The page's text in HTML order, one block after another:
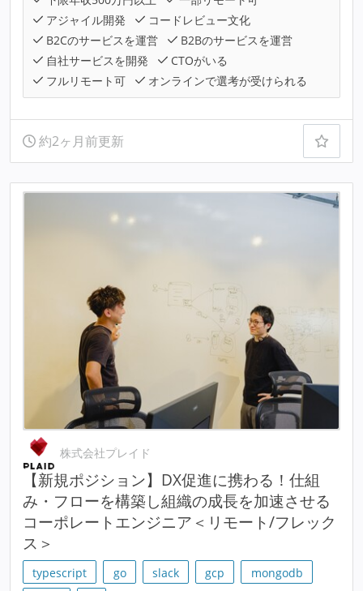
アジャイル開発
コードレビュー文化
B2Cのサービスを運営
B2Bのサービスを運営
自社サービスを開発
CTOがいる
フルリモート可
オンラインで選考が受けられる
約2ヶ月前更新
株式会社プレイド
【新規ポジション】DX促進に携わる！仕組
み・フローを構築し組織の成長を加速させる
コーポレートエンジニア＜リモート/フレック
ス＞
typescript go slack gcp
mongodb